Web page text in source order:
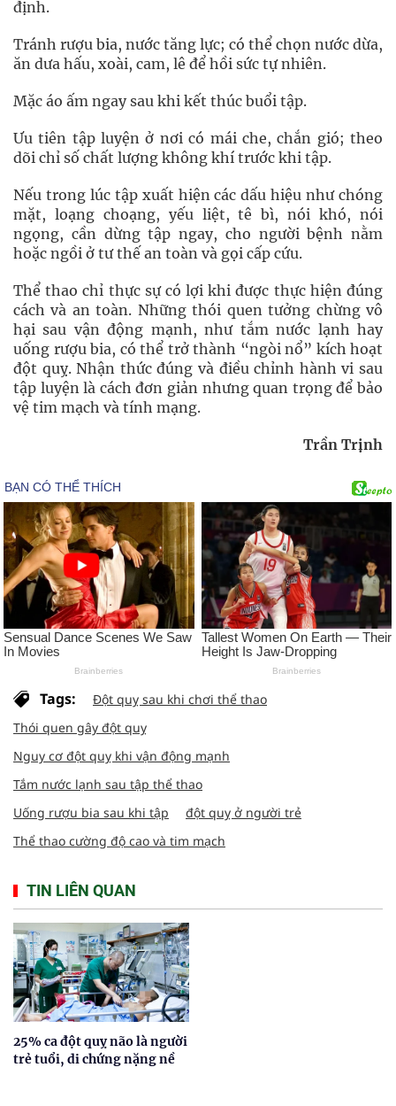
định.
Tránh rượu bia, nước tăng lực; có thể chọn nước dừa,
ăn dưa hấu, xoài, cam, lê để hồi sức tự nhiên.
Mặc áo ấm ngay sau khi kết thúc buổi tập.
Ưu tiên tập luyện ở nơi có mái che, chắn gió; theo
dõi chỉ số chất lượng không khí trước khi tập.
Nếu trong lúc tập xuất hiện các dấu hiệu như chóng
mặt, loạng choạng, yếu liệt, tê bì, nói khó, nói
ngọng, cần dừng tập ngay, cho người bệnh nằm
hoặc ngồi ở tư thế an toàn và gọi cấp cứu.
Thể thao chỉ thực sự có lợi khi được thực hiện đúng
cách và an toàn. Những thói quen tưởng chừng vô
hại sau vận động mạnh, như tắm nước lạnh hay
uống rượu bia, có thể trở thành “ngòi nổ” kích hoạt
đột quỵ. Nhận thức đúng và điều chỉnh hành vi sau
tập luyện là cách đơn giản nhưng quan trọng để bảo
vệ tim mạch và tính mạng.
Trần Trịnh
Tags:
Đột quỵ sau khi chơi thể thao
Thói quen gây đột quỵ
Nguy cơ đột quỵ khi vận động mạnh
Tắm nước lạnh sau tập thể thao
Uống rượu bia sau khi tập
đột quỵ ở người trẻ
Thể thao cường độ cao và tim mạch
TIN LIÊN QUAN
25% ca đột quỵ não là người
trẻ tuổi, di chứng nặng nề